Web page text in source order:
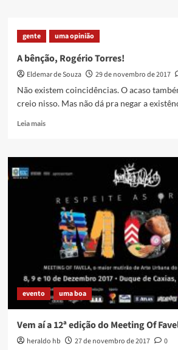
Pública
sobre
Sem
Partido
em
–
uma
gente uma opinião
A bênção, Rogério Torres!
Eldemar de Souza 29 de novembro de 2017
Não existem coincidências. O acaso
creio nisso. Mas não dá pra negar a
Leia maisRead
A
evento uma boa
Vem aí a 12ª edição do Meeting Of
heraldo hb 27 de novembro de 2017 0